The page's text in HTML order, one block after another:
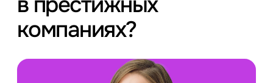
компаниях?